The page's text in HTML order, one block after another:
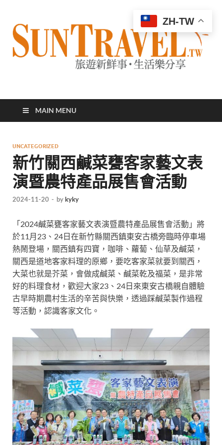
太陽網
MAIN MENU
UNCATEGORIZED
新竹關西鹹菜甕客家藝文表
演暨農特產品展售會活動
2024-11-20 - bykyky
「2024鹹菜甕客家藝文表演暨農特產品展售會活動」將
於11月23、24日在新竹縣關西鎮東安古橋旁臨時停車場
熱鬧登場，關西鎮有四寶，咖啡、蘿蔔、仙草及鹹菜，
關西是道地客家料理的原鄉，要吃客家菜就要到關西，
大菜也就是芥菜，會做成鹹菜、鹹菜乾及福菜，是非常
好的料理食材，歡迎大家23、24日來東安古橋親自體驗
古早時期農村生活的辛苦與快樂，透過踩鹹菜製作過程
等活動，認識客家文化。
ZH-TW